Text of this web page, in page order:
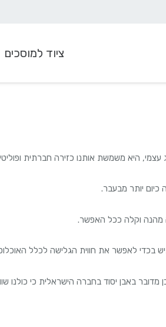
ציוד למוסכים
עצמי, היא משמשת אותנו כזירה חברתית
כיום יותר מבעבר.
מהנה וקלה ככל האפשר.
בכדי לאפשר את חווית הגלישה לכלל
באבן יסוד בחברה הישראלית כי כולנו שווי